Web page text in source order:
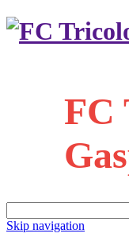
FC
Skip navigation